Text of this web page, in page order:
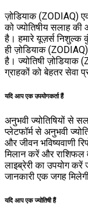
ज़ोडियाक (ZODIAQ)
को ज्योतिषीय सलाह की
है। हमारे यूज़र्स
ही ज़ोडियाक (ZODIAQ)
है। ज्योतिषी ज़ोडियाक
ग्राहकों को बेहतर सेवा
यदि आप एक उपयोगकर्ता हैं
अनुभवी ज्योतिषियों से
प्लेटफॉर्म से अनुभवी
और जीवन भविष्यवाणी
मिलान करें और राशिफल
लाइब्रेरी का उपयोग
जानकारी एक जगह
यदि आप एक ज्योतिषी हैं